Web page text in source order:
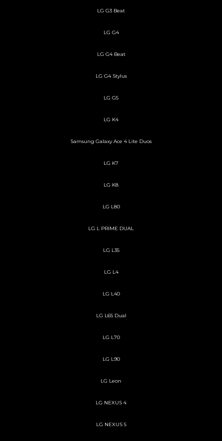
LG G3 Beat
LG G4
LG G4 Beat
LG G4 Stylus
LG G5
LG K4
Samsung Galaxy Ace 4 Lite Duos
LG K7
LG K8
LG L80
LG L PRIME DUAL
LG L35
LG L4
LG L40
LG L65 Dual
LG L70
LG L90
LG Leon
LG NEXUS 4
LG NEXUS 5